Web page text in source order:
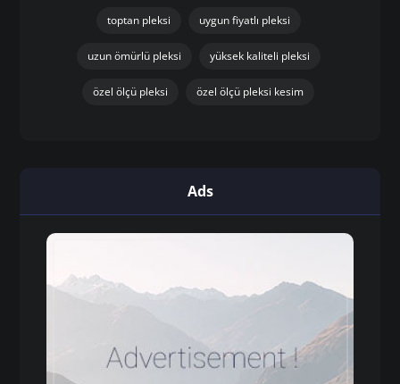
toptan pleksi uygun fiyatlı pleksi
uzun ömürlü pleksi yüksek kaliteli pleksi
özel ölçü pleksi özel ölçü pleksi kesim
Ads